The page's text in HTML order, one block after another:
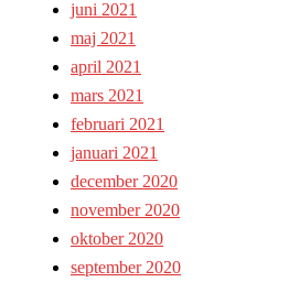
juni 2021
maj 2021
april 2021
mars 2021
februari 2021
januari 2021
december 2020
november 2020
oktober 2020
september 2020